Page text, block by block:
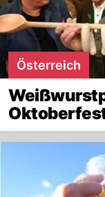
Österreich